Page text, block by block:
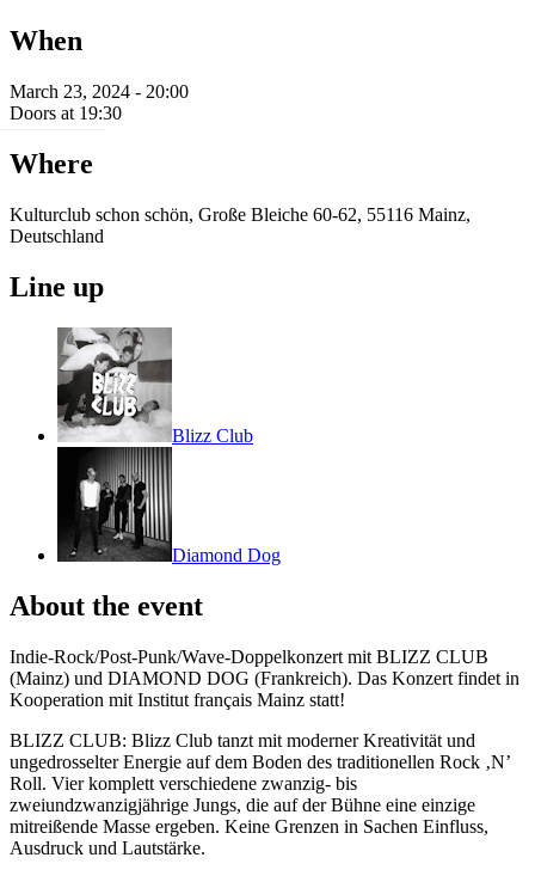
When
March 23, 2024 - 20:00
Doors at 19:30
Where
Kulturclub schon schön, Große Bleiche 60-62, 55116 Mainz,
Deutschland
Line up
Blizz Club
Diamond Dog
About the event
Indie-Rock/Post-Punk/Wave-Doppelkonzert mit BLIZZ CLUB
(Mainz) und DIAMOND DOG (Frankreich). Das Konzert findet in
Kooperation mit Institut français Mainz statt!
BLIZZ CLUB: Blizz Club tanzt mit moderner Kreativität und
ungedrosselter Energie auf dem Boden des traditionellen Rock ‚N’
Roll. Vier komplett verschiedene zwanzig- bis
zweiundzwanzigjährige Jungs, die auf der Bühne eine einzige
mitreißende Masse ergeben. Keine Grenzen in Sachen Einfluss,
Ausdruck und Lautstärke.